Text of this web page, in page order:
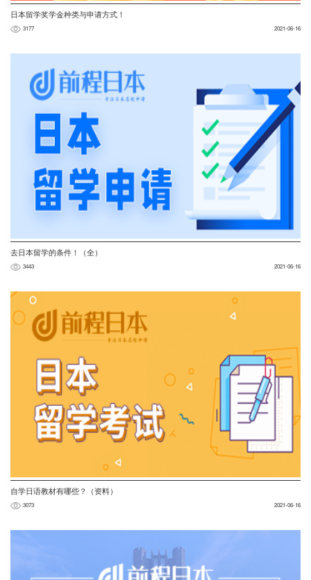
日本留学奖学金种类与申请方式！
3177 2021-06-16
去日本留学的条件！（全）
3443 2021-06-16
自学日语教材有哪些？（资料）
3073 2021-06-16